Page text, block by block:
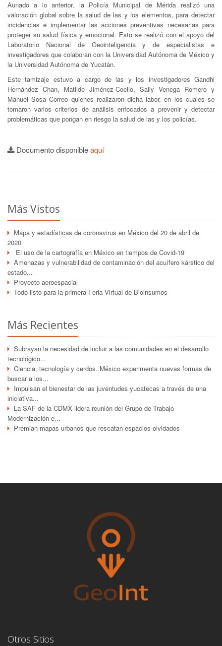
Aunado a lo anterior, la Policía Municipal de Mérida realizó una
valoración global sobre la salud de las y los elementos, para detectar
incidencias e implementar las acciones preventivas necesarias para
proteger su salud física y emocional. Esto se realizó con el apoyo del
Laboratorio Nacional de Geointeligencia y de especialistas e
investigadores que colaboran con la Universidad Autónoma de México y
la Universidad Autónoma de Yucatán.
Este tamizaje estuvo a cargo de las y los investigadores Gandhi
Hernández Chan, Matilde Jiménez-Coello, Sally Venega Romero y
Manuel Sosa Correo quienes realizaron dicha labor, en los cuales se
tomaron varios criterios de análisis enfocados a prevenir y detectar
problemáticas que pongan en riesgo la salud de las y los policías.
Documento disponibleaquí
Más Vistos
Mapa y estadísticas de coronavirus en México del 20 de abril de
2020
El uso de la cartografía en México en tiempos de Covid-19
Amenazas y vulnerabilidad de contaminación del acuífero kárstico del
estado...
Proyecto aeroespacial
Todo listo para la primera Feria Virtual de Bioinsumos
Más Recientes
Subrayan la necesidad de incluir a las comunidades en el desarrollo
tecnológico...
Ciencia, tecnología y cerdos. México experimenta nuevas formas de
buscar a los...
Impulsan el bienestar de las juventudes yucatecas a través de una
iniciativa...
La SAF de la CDMX lidera reunión del Grupo de Trabajo
Modernización e...
Premian mapas urbanos que rescatan espacios olvidados
Otros Sitios